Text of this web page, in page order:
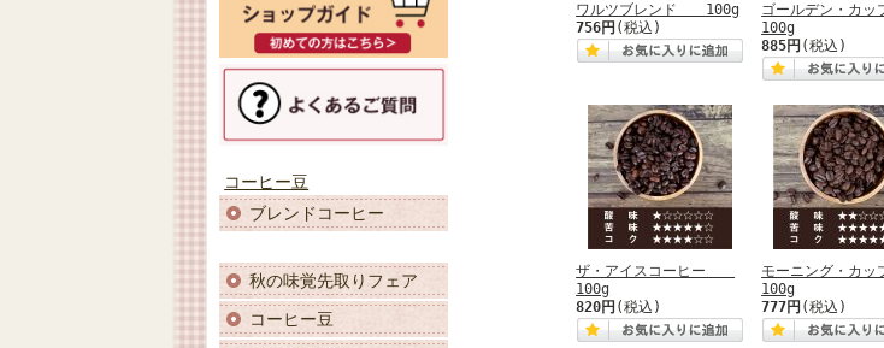
コーヒー豆
ブレンドコーヒー
秋の味覚先取りフェア
コーヒー豆
ワルツブレンド 100g
756円 (税込)
ゴールデン・カ
100g
885円 (税込)
ザ・アイスコーヒー
100g
820円 (税込)
モーニング・カ
100g
777円 (税込)